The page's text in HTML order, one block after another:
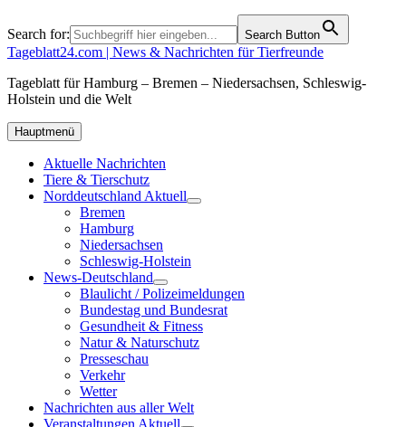
Search for: Search Button
Tageblatt24.com | News & Nachrichten für Tierfreunde
Tageblatt für Hamburg – Bremen – Niedersachsen, Schleswig-
Holstein und die Welt
Hauptmenü
Aktuelle Nachrichten
Tiere & Tierschutz
Norddeutschland Aktuell
Bremen
Hamburg
Niedersachsen
Schleswig-Holstein
News-Deutschland
Blaulicht / Polizeimeldungen
Bundestag und Bundesrat
Gesundheit & Fitness
Natur & Naturschutz
Presseschau
Verkehr
Wetter
Nachrichten aus aller Welt
Veranstaltungen Aktuell